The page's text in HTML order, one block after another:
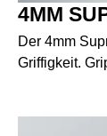
4MM
Der 4mm
Griffigkeit.